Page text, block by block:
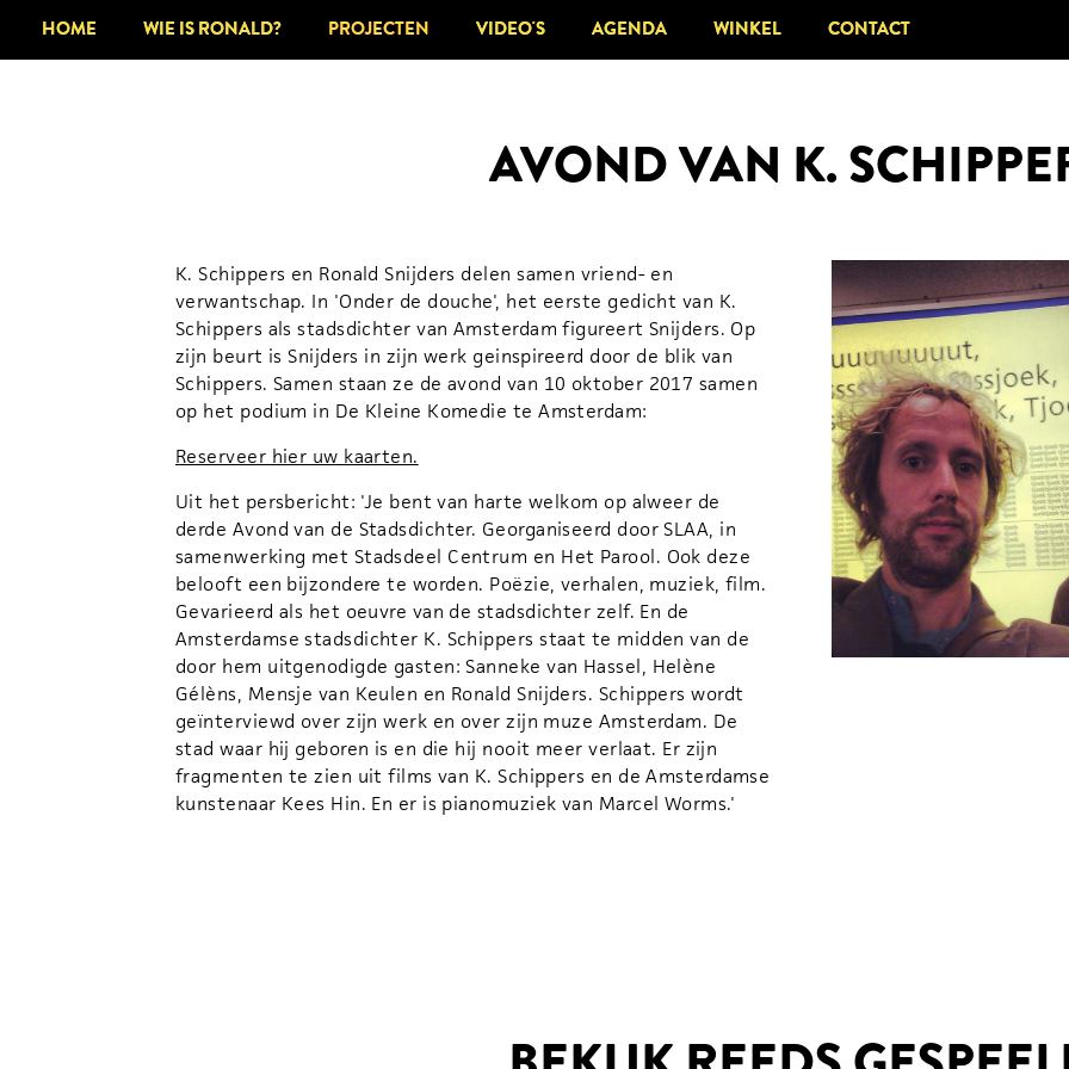
HOME WIE IS RONALD? PROJECTEN VIDEO'S AGENDA WINKEL CONTACT
AVOND VAN K.
K. Schippers en Ronald Snijders delen samen vriend- en
verwantschap. In 'Onder de douche', het eerste gedicht van K.
Schippers als stadsdichter van Amsterdam figureert Snijders. Op
zijn beurt is Snijders in zijn werk geinspireerd door de blik van
Schippers. Samen staan ze de avond van 10 oktober 2017 samen
op het podium in De Kleine Komedie te Amsterdam:
Reserveer hier uw kaarten.
Uit het persbericht: 'Je bent van harte welkom op alweer de
derde Avond van de Stadsdichter. Georganiseerd door SLAA, in
samenwerking met Stadsdeel Centrum en Het Parool. Ook deze
belooft een bijzondere te worden. Poëzie, verhalen, muziek, film.
Gevarieerd als het oeuvre van de stadsdichter zelf. En de
Amsterdamse stadsdichter K. Schippers staat te midden van de
door hem uitgenodigde gasten: Sanneke van Hassel, Helène
Gélèns, Mensje van Keulen en Ronald Snijders. Schippers wordt
geïnterviewd over zijn werk en over zijn muze Amsterdam. De
stad waar hij geboren is en die hij nooit meer verlaat. Er zijn
fragmenten te zien uit films van K. Schippers en de Amsterdamse
kunstenaar Kees Hin. En er is pianomuziek van Marcel Worms.'
HOME WIE IS RONALD? PROJECTEN VIDEO'S AGENDA WINKEL CONTACT